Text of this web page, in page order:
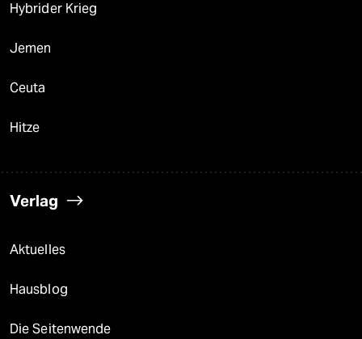
Hybrider Krieg
Jemen
Ceuta
Hitze
Verlag
Aktuelles
Hausblog
Die Seitenwende